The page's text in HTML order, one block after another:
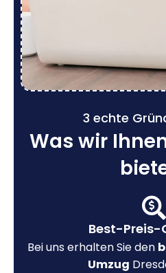
3 echte
Was wir
Best-
Bei uns erhalten Sie den
Umzug